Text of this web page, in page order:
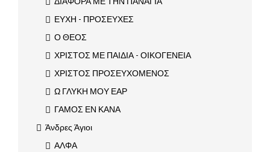
ΕΥΧΗ - ΠΡΟΣΕΥΧΕΣ
Ο ΘΕΟΣ
ΧΡΙΣΤΟΣ ΜΕ ΠΑΙΔΙΑ - ΟΙΚΟΓΕΝΕΙΑ
ΧΡΙΣΤΟΣ ΠΡΟΣΕΥΧΟΜΕΝΟΣ
Ω ΓΛΥΚΗ ΜΟΥ ΕΑΡ
ΓΑΜΟΣ ΕΝ ΚΑΝΑ
Άνδρες Άγιοι
ΑΛΦΑ